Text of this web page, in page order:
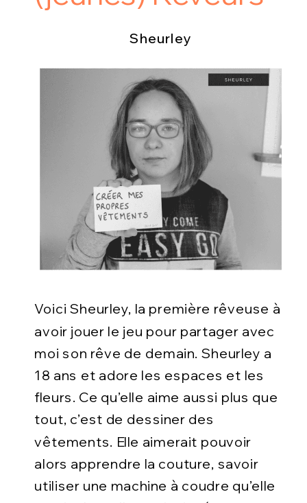
Sheurley
Voici Sheurley, la première rêveuse à
avoir jouer le jeu pour partager avec
moi son rêve de demain. Sheurley a
18 ans et adore les espaces et les
fleurs. Ce qu’elle aime aussi plus que
tout, c’est de dessiner des
vêtements. Elle aimerait pouvoir
alors apprendre la couture, savoir
utiliser une machine à coudre qu’elle